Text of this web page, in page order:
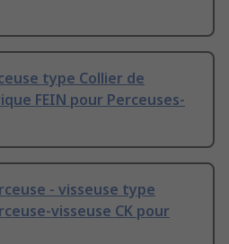
type Collier de
FEIN pour Perceuses-
- visseuse type
visseuse CK pour